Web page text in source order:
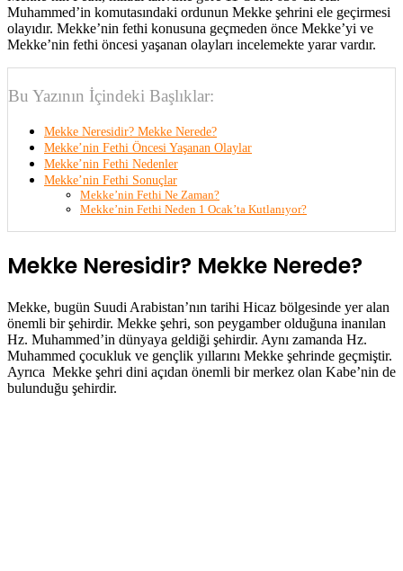
Muhammed’in komutasındaki ordunun Mekke şehrini ele geçirmesi
olayıdır. Mekke’nin fethi konusuna geçmeden önce Mekke’yi ve
Mekke’nin fethi öncesi yaşanan olayları incelemekte yarar vardır.
Bu Yazının İçindeki Başlıklar:
Mekke Neresidir? Mekke Nerede?
Mekke’nin Fethi Öncesi Yaşanan Olaylar
Mekke’nin Fethi Nedenler
Mekke’nin Fethi Sonuçlar
Mekke’nin Fethi Ne Zaman?
Mekke’nin Fethi Neden 1 Ocak’ta Kutlanıyor?
Mekke Neresidir? Mekke Nerede?
Mekke, bugün Suudi Arabistan’nın tarihi Hicaz bölgesinde yer alan
önemli bir şehirdir. Mekke şehri, son peygamber olduğuna inanılan
Hz. Muhammed’in dünyaya geldiği şehirdir. Aynı zamanda Hz.
Muhammed çocukluk ve gençlik yıllarını Mekke şehrinde geçmiştir.
Ayrıca Mekke şehri dini açıdan önemli bir merkez olan Kabe’nin de
bulunduğu şehirdir.